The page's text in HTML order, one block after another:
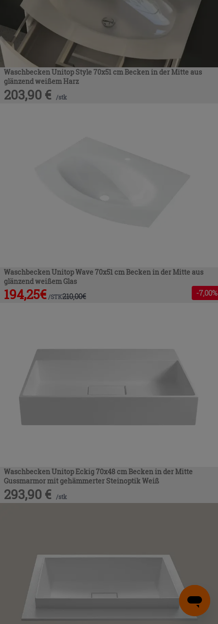
Waschbecken Unitop Style 70x51 cm Becken in der Mitte aus
glänzend weißem Harz
203,90 € /stk
Waschbecken Unitop Wave 70x51 cm Becken in der Mitte aus
glänzend weißem Glas
194,25€ /STK210,00€ -7,00%
Waschbecken Unitop Eckig 70x48 cm Becken in der Mitte
Gussmarmor mit gehämmerter Steinoptik Weiß
293,90 € /stk